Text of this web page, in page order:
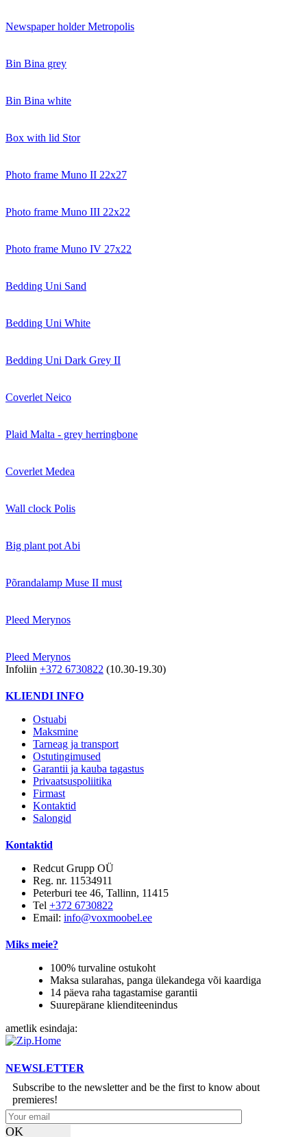
Newspaper holder Metropolis
Bin Bina grey
Bin Bina white
Box with lid Stor
Photo frame Muno II 22x27
Photo frame Muno III 22x22
Photo frame Muno IV 27x22
Bedding Uni Sand
Bedding Uni White
Bedding Uni Dark Grey II
Coverlet Neico
Plaid Malta - grey herringbone
Coverlet Medea
Wall clock Polis
Big plant pot Abi
Põrandalamp Muse II must
Pleed Merynos
Pleed Merynos
Infoliin +372 6730822 (10.30-19.30)
KLIENDI INFO
Ostuabi
Maksmine
Tarneag ja transport
Ostutingimused
Garantii ja kauba tagastus
Privaatsuspoliitika
Firmast
Kontaktid
Salongid
Kontaktid
Redcut Grupp OÜ
Reg. nr. 11534911
Peterburi tee 46, Tallinn, 11415
Tel +372 6730822
Email: info@voxmoobel.ee
Miks meie?
100% turvaline ostukoht
Maksa sularahas, panga ülekandega või kaardiga
14 päeva raha tagastamise garantii
Suurepärane klienditeenindus
ametlik esindaja:
NEWSLETTER
Subscribe to the newsletter and be the first to know about
premieres!
OK